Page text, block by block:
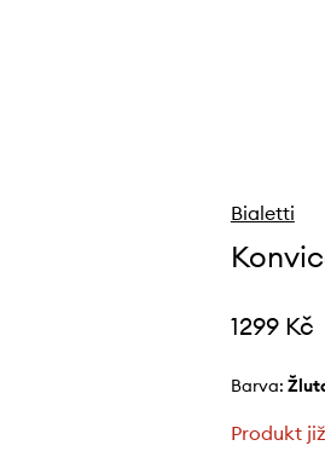
Bialetti
1299 Kč
Barva:
Produkt